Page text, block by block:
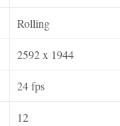
Rolling
2592 x 1944
24 fps
12